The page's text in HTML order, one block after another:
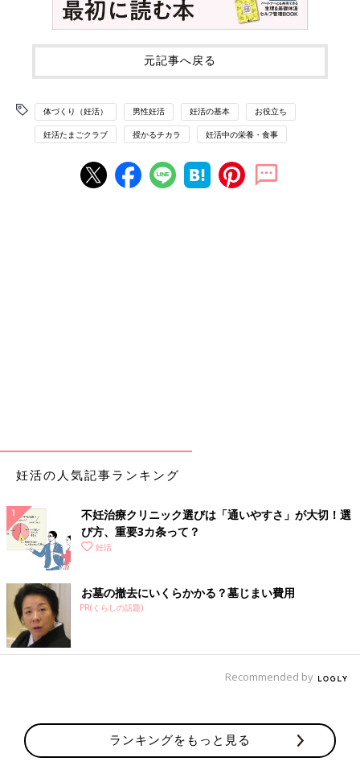
元記事へ戻る
体づくり（妊活） 男性妊活 妊活の基本 お役立ち
妊活たまごクラブ 授かるチカラ 妊活中の栄養・食事
妊活の人気記事ランキング
不妊治療クリニック選びは「通いやすさ」が大切！選
び方、重要3カ条って？
妊活
お墓の撤去にいくらかかる？墓じまい費用
PR(くらしの話題)
Recommended by
ランキングをもっと見る